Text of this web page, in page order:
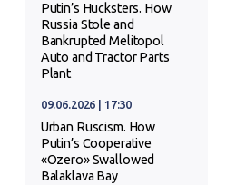
Putin’s Hucksters. How
Russia Stole and
Bankrupted Melitopol
Auto and Tractor Parts
Plant
09.06.2026 | 17:30
Urban Ruscism. How
Putin’s Cooperative
«Ozero» Swallowed
Balaklava Bay